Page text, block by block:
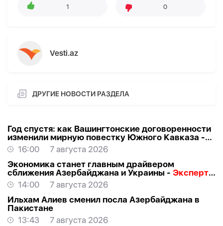
1 0
Vesti.az
ДРУГИЕ НОВОСТИ РАЗДЕЛА
Год спустя: как Вашингтонские договоренности
изменили мирную повестку Южного Кавказа -
ВЗГЛЯД
16:00
7 августа 2026
Экономика станет главным драйвером
сближения Азербайджана и Украины - Эксперт о
визите Байрамова в Киев
14:00
7 августа 2026
Ильхам Алиев сменил посла Азербайджана в
Пакистане
13:43
7 августа 2026